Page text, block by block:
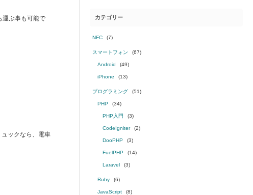
運ぶ事も可能で
ックなら、電車
カテゴリー
NFC (7)
スマートフォン (67)
Android (49)
iPhone (13)
プログラミング (51)
PHP (34)
PHP入門 (3)
CodeIgniter (2)
DooPHP (3)
FuelPHP (14)
Laravel (3)
Ruby (6)
JavaScript (8)